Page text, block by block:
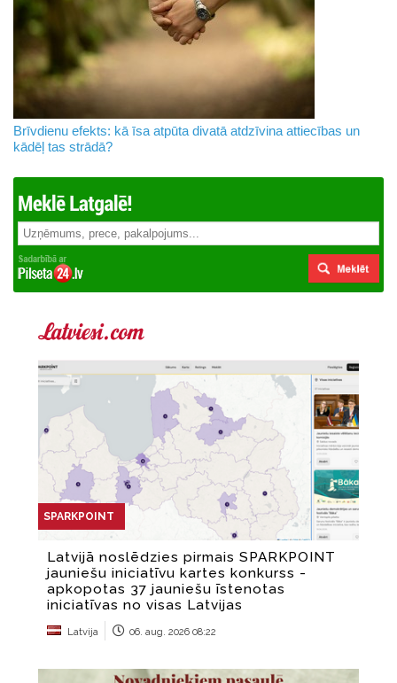
Brīvdienu efekts: kā īsa atpūta divatā atdzīvina attiecības un
kādēļ tas strādā?